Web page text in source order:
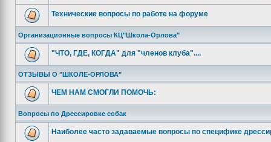
Технические вопросы по работе на форуме
Организационные вопросы КЦ"Школа-Орлова"
"ЧТО, ГДЕ, КОГДА" для "членов клуба"....
ОТЗЫВЫ О "ШКОЛЕ-ОРЛОВА"
ЧЕМ НАМ СМОГЛИ ПОМОЧЬ:
Вопросы по Дрессировке собак
Наиболее часто задаваемые вопросы по специфике